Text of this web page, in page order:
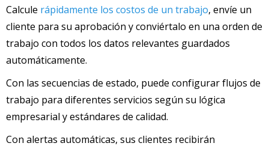
Calcule rápidamente los costos de un trabajo, envíe un
cliente para su aprobación y conviértalo en una orden de
trabajo con todos los datos relevantes guardados
automáticamente.
Con las secuencias de estado, puede configurar flujos de
trabajo para diferentes servicios según su lógica
empresarial y estándares de calidad.
Con alertas automáticas, sus clientes recibirán